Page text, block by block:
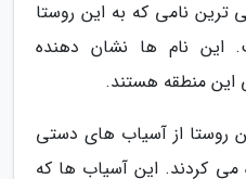
نامی که به این روستا
این نام ها نشان دهنده
این منطقه هستند.
روستا از آسیاب های دستی
می کردند. این آسیاب ها که